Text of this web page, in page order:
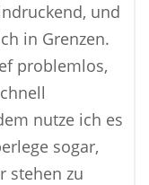
und
in Grenzen.
problemlos,
nutze ich es
sogar,
stehen zu